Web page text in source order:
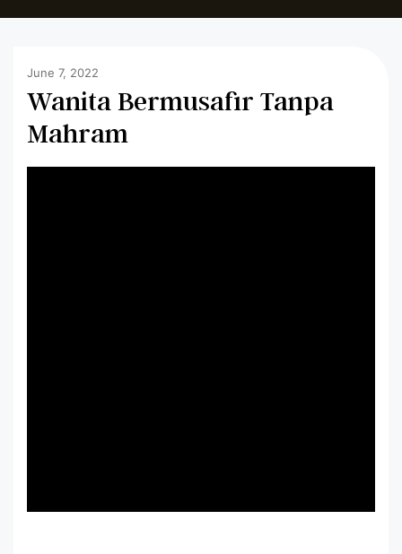
June 7, 2022
Wanita Bermusafir Tanpa
Mahram